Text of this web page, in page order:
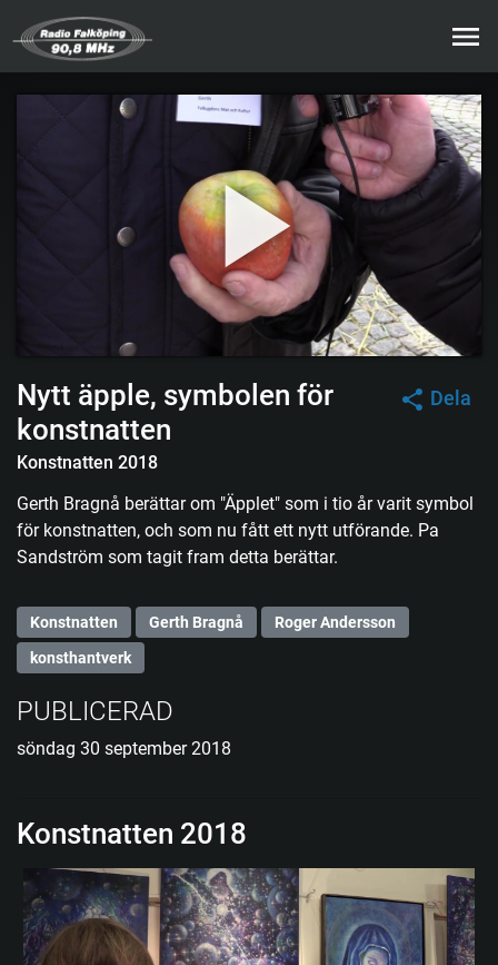
Dela
Nytt äpple, symbolen för
konstnatten
Konstnatten 2018
Gerth Bragnå berättar om "Äpplet" som i tio år varit symbol
för konstnatten, och som nu fått ett nytt utförande. Pa
Sandström som tagit fram detta berättar.
Konstnatten Gerth Bragnå
Roger Andersson
konsthantverk
PUBLICERAD
söndag 30 september 2018
Konstnatten 2018